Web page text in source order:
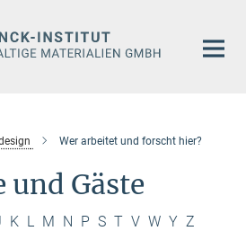
Wer arbeitet und forscht hier?
und Gäste
K L M N P S T V W Y Z